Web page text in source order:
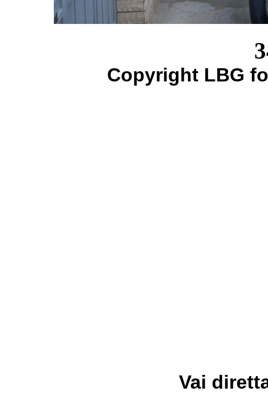
Copyright LBG
Vai